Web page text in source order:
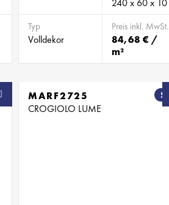
240 x 60 x 10
Typ
Volldekor
Preis inkl. MwSt.
84,68 € /
m²
SB
MARF2725
CROGIOLO LUME